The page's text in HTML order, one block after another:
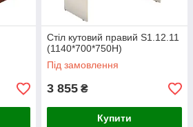
Стіл кутовий правий S1.12.11
(1140*700*750H)
Під замовлення
3 855 ₴
Купити